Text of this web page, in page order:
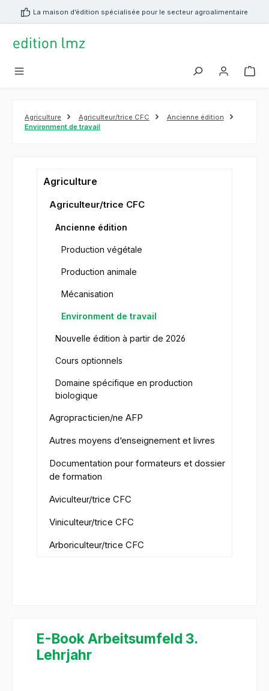
principal
La maison d’édition spécialisée pour le secteur agroalimentaire
Agriculture Agriculteur/trice CFC
Ancienne édition
Environment de travail
Agriculture
Agriculteur/trice CFC
Ancienne édition
Production végétale
Production animale
Mécanisation
Environment de travail
Nouvelle édition à partir de 2026
Cours optionnels
Domaine spécifique en production
biologique
Agropracticien/ne AFP
Autres moyens d‘enseignement et livres
Documentation pour formateurs et dossier
de formation
Aviculteur/trice CFC
Viniculteur/trice CFC
Arboriculteur/trice CFC
E-Book Arbeitsumfeld 3.
Lehrjahr